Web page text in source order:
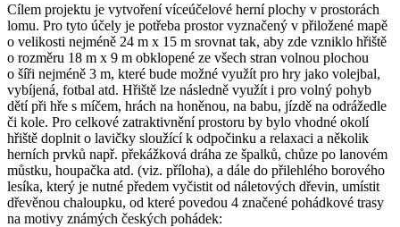
Cílem projektu je vytvoření víceúčelové herní plochy v prostorách
lomu. Pro tyto účely je potřeba prostor vyznačený v přiložené mapě
o velikosti nejméně 24 m x 15 m srovnat tak, aby zde vzniklo hřiště
o rozměru 18 m x 9 m obklopené ze všech stran volnou plochou
o šíři nejméně 3 m, které bude možné využít pro hry jako volejbal,
vybíjená, fotbal atd. Hřiště lze následně využít i pro volný pohyb
dětí při hře s míčem, hrách na honěnou, na babu, jízdě na odrážedle
či kole. Pro celkové zatraktivnění prostoru by bylo vhodné okolí
hřiště doplnit o lavičky sloužící k odpočinku a relaxaci a několik
herních prvků např. překážková dráha ze špalků, chůze po lanovém
můstku, houpačka atd. (viz. příloha), a dále do přilehlého borového
lesíka, který je nutné předem vyčistit od náletových dřevin, umístit
dřevěnou chaloupku, od které povedou 4 značené pohádkové trasy
na motivy známých českých pohádek: